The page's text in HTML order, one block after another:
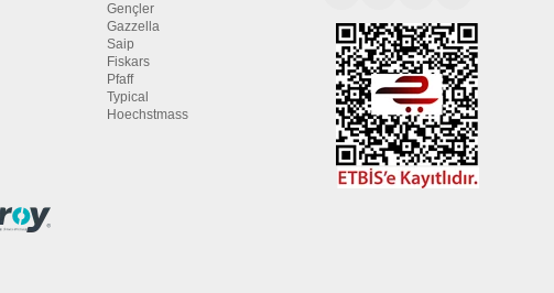
Gençler
Gazzella
Saip
Fiskars
Pfaff
Typical
Hoechstmass